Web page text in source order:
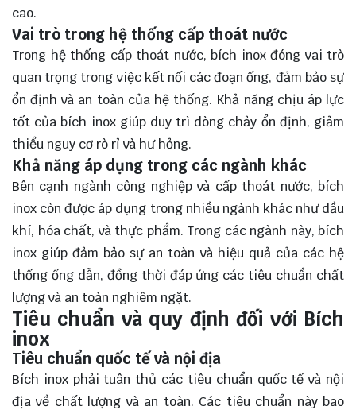
cao.
Vai trò trong hệ thống cấp thoát nước
Trong hệ thống cấp thoát nước, bích inox đóng vai trò
quan trọng trong việc kết nối các đoạn ống, đảm bảo sự
ổn định và an toàn của hệ thống. Khả năng chịu áp lực
tốt của bích inox giúp duy trì dòng chảy ổn định, giảm
thiểu nguy cơ rò rỉ và hư hỏng.
Khả năng áp dụng trong các ngành khác
Bên cạnh ngành công nghiệp và cấp thoát nước, bích
inox còn được áp dụng trong nhiều ngành khác như dầu
khí, hóa chất, và thực phẩm. Trong các ngành này, bích
inox giúp đảm bảo sự an toàn và hiệu quả của các hệ
thống ống dẫn, đồng thời đáp ứng các tiêu chuẩn chất
lượng và an toàn nghiêm ngặt.
Tiêu chuẩn và quy định đối với Bích
inox
Tiêu chuẩn quốc tế và nội địa
Bích inox phải tuân thủ các tiêu chuẩn quốc tế và nội
địa về chất lượng và an toàn. Các tiêu chuẩn này bao